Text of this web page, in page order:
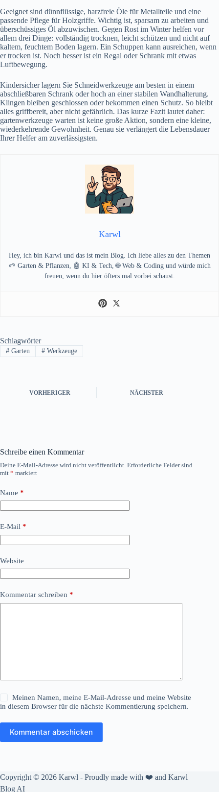
Geeignet sind dünnflüssige, harzfreie Öle für Metallteile und eine
passende Pflege für Holzgriffe. Wichtig ist, sparsam zu arbeiten und
überschüssiges Öl abzuwischen. Gegen Rost im Winter helfen vor
allem drei Dinge: vollständig trocknen, leicht schützen und nicht auf
kaltem, feuchtem Boden lagern. Ein Schuppen kann ausreichen, wenn
er trocken ist. Noch besser ist ein Regal oder Schrank mit etwas
Luftbewegung.
Kindersicher lagern Sie Schneidwerkzeuge am besten in einem
abschließbaren Schrank oder hoch an einer stabilen Wandhalterung.
Klingen bleiben geschlossen oder bekommen einen Schutz. So bleibt
alles griffbereit, aber nicht gefährlich. Das kurze Fazit lautet daher:
gartenwerkzeuge warten ist keine große Aktion, sondern eine kleine,
wiederkehrende Gewohnheit. Genau sie verlängert die Lebensdauer
Ihrer Helfer am zuverlässigsten.
Karwl
Hey, ich bin Karwl und das ist mein Blog. Ich liebe alles zu den Themen
🌱 Garten & Pflanzen, 🤖 KI & Tech, 🌐 Web & Coding und würde mich
freuen, wenn du hier öfters mal vorbei schaust.
Schlagwörter
#Garten #Werkzeuge
VORHERIGER NÄCHSTER
Schreibe einen Kommentar
Deine E-Mail-Adresse wird nicht veröffentlicht. Erforderliche Felder sind
mit * markiert
Name *
E-Mail *
Website
Kommentar schreiben *
Meinen Namen, meine E-Mail-Adresse und meine Website
in diesem Browser für die nächste Kommentierung speichern.
Kommentar abschicken
Copyright © 2026 Karwl - Proudly made with ❤️ and Karwl
Blog AI